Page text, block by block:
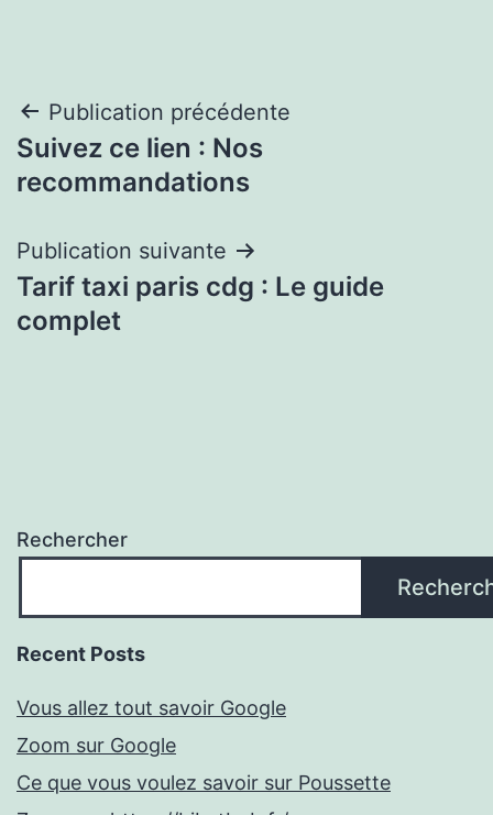
Navigation
de
Publication précédente
Suivez ce lien : Nos
recommandations
Publication suivante
Tarif taxi paris cdg : Le guide
complet
Rechercher
Recent Posts
Vous allez tout savoir Google
Zoom sur Google
Ce que vous voulez savoir sur Poussette